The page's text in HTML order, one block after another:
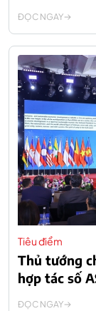
ĐỌC NGAY
Tiêu điểm
Thủ tướng
hợp tác số
ĐỌC NGAY